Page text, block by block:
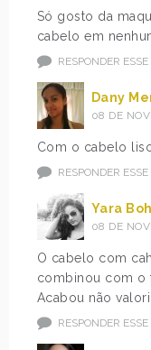
Só gosto da
cabelo em
RESPONDER
Dany
08 DE
Com o cabelo
RESPONDER
Yara
08 DE
O cabelo com
combinou com o
Acabou não
RESPONDER